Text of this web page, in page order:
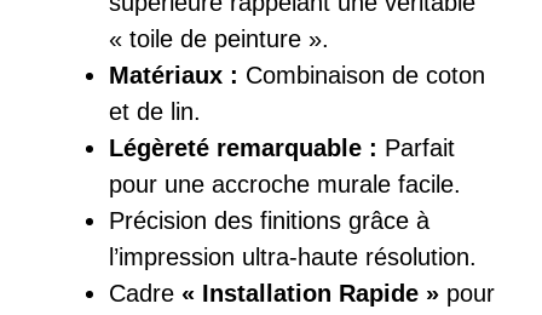
« toile de peinture ».
Matériaux : Combinaison de coton
et de lin.
Légèreté remarquable : Parfait
pour une accroche murale facile.
Précision des finitions grâce à
l’impression ultra-haute résolution.
Cadre « Installation Rapide » pour